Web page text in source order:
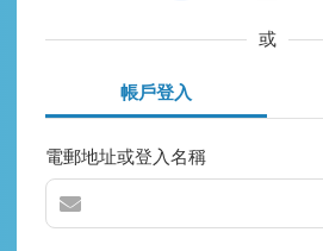
或
帳戶登入
電郵地址或登入名稱